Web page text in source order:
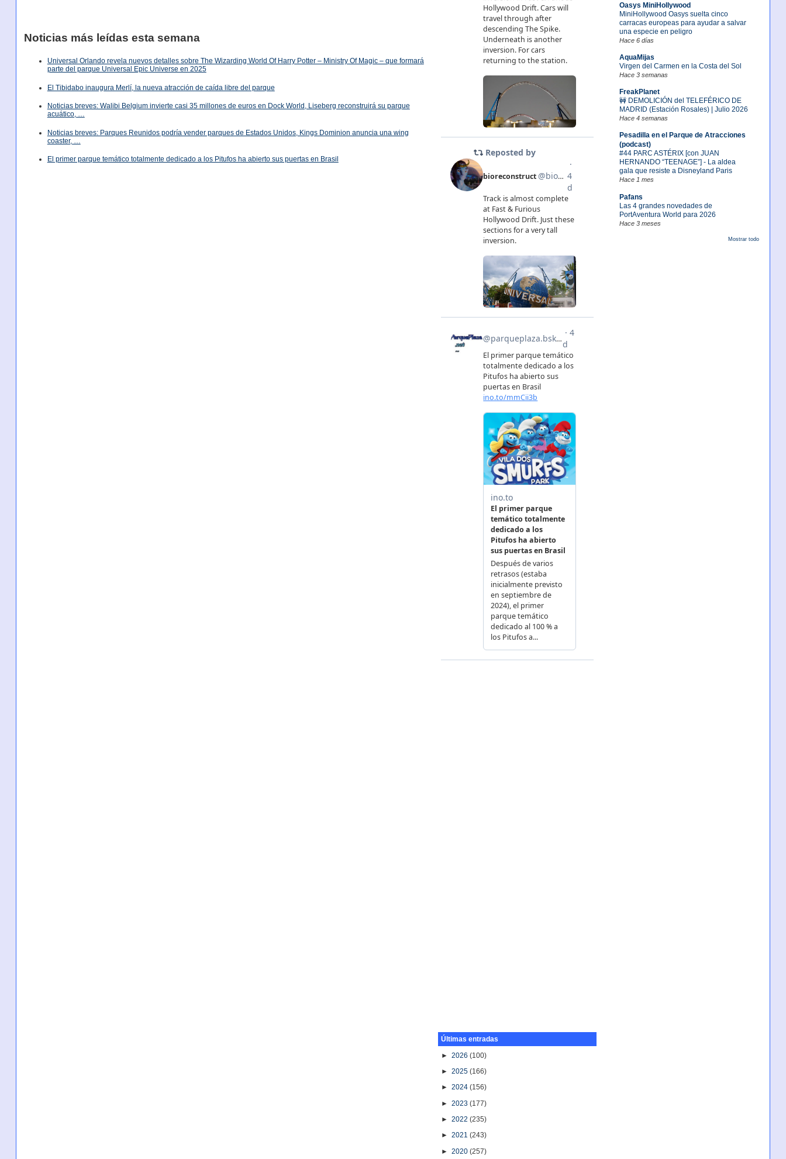
Oasys MiniHollywood
MiniHollywood Oasys suelta cinco
carracas europeas para ayudar a salvar
una especie en peligro
Hace 6 días
AquaMijas
Virgen del Carmen en la Costa del Sol
Hace 3 semanas
FreakPlanet
🚧 DEMOLICIÓN del TELEFÉRICO DE
MADRID (Estación Rosales) | Julio 2026
Hace 4 semanas
Pesadilla en el Parque de Atracciones
(podcast)
#44 PARC ASTÉRIX [con JUAN
HERNANDO “TEENAGE”] - La aldea
gala que resiste a Disneyland Paris
Hace 1 mes
Pafans
Las 4 grandes novedades de
PortAventura World para 2026
Hace 3 meses
Mostrar todo
Noticias más leídas esta semana
Universal Orlando revela nuevos detalles sobre The Wizarding World Of Harry Potter – Ministry Of Magic – que formará
parte del parque Universal Epic Universe en 2025
El Tibidabo inaugura Merlí, la nueva atracción de caída libre del parque
Noticias breves: Walibi Belgium invierte casi 35 millones de euros en Dock World, Liseberg reconstruirá su parque
acuático, …
Noticias breves: Parques Reunidos podría vender parques de Estados Unidos, Kings Dominion anuncia una wing
coaster, …
El primer parque temático totalmente dedicado a los Pitufos ha abierto sus puertas en Brasil
Últimas entradas
►2026(100)
►2025(166)
►2024(156)
►2023(177)
►2022(235)
►2021(243)
►2020(257)